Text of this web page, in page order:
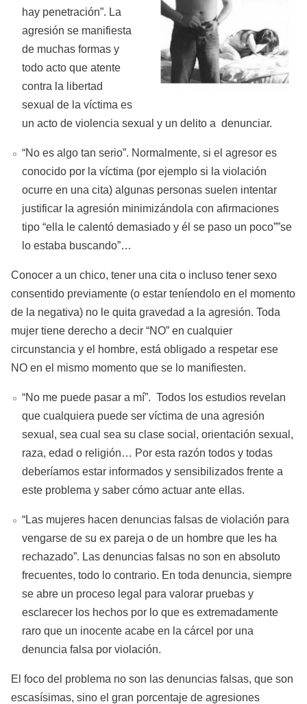
hay penetración”. La
agresión se manifiesta
de muchas formas y
todo acto que atente
contra la libertad
sexual de la víctima es
un acto de violencia sexual y un delito a denunciar.
“No es algo tan serio”. Normalmente, si el agresor es
conocido por la víctima (por ejemplo si la violación
ocurre en una cita) algunas personas suelen intentar
justificar la agresión minimizándola con afirmaciones
tipo “ella le calentó demasiado y él se paso un poco””se
lo estaba buscando”…
Conocer a un chico, tener una cita o incluso tener sexo
consentido previamente (o estar teníendolo en el momento
de la negativa) no le quita gravedad a la agresión. Toda
mujer tiene derecho a decir “NO” en cualquier
circunstancia y el hombre, está obligado a respetar ese
NO en el mismo momento que se lo manifiesten.
“No me puede pasar a mí”. Todos los estudios revelan
que cualquiera puede ser víctima de una agresión
sexual, sea cual sea su clase social, orientación sexual,
raza, edad o religión… Por esta razón todos y todas
deberíamos estar informados y sensibilizados frente a
este problema y saber cómo actuar ante ellas.
“Las mujeres hacen denuncias falsas de violación para
vengarse de su ex pareja o de un hombre que les ha
rechazado”. Las denuncias falsas no son en absoluto
frecuentes, todo lo contrario. En toda denuncia, siempre
se abre un proceso legal para valorar pruebas y
esclarecer los hechos por lo que es extremadamente
raro que un inocente acabe en la cárcel por una
denuncia falsa por violación.
El foco del problema no son las denuncias falsas, que son
escasísimas, sino el gran porcentaje de agresiones